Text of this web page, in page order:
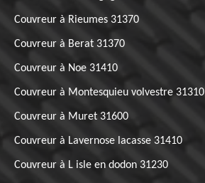
Couvreur à Rieumes 31370
Couvreur à Berat 31370
Couvreur à Noe 31410
Couvreur à Montesquieu volvestre 31310
Couvreur à Muret 31600
Couvreur à Lavernose lacasse 31410
Couvreur à L isle en dodon 31230